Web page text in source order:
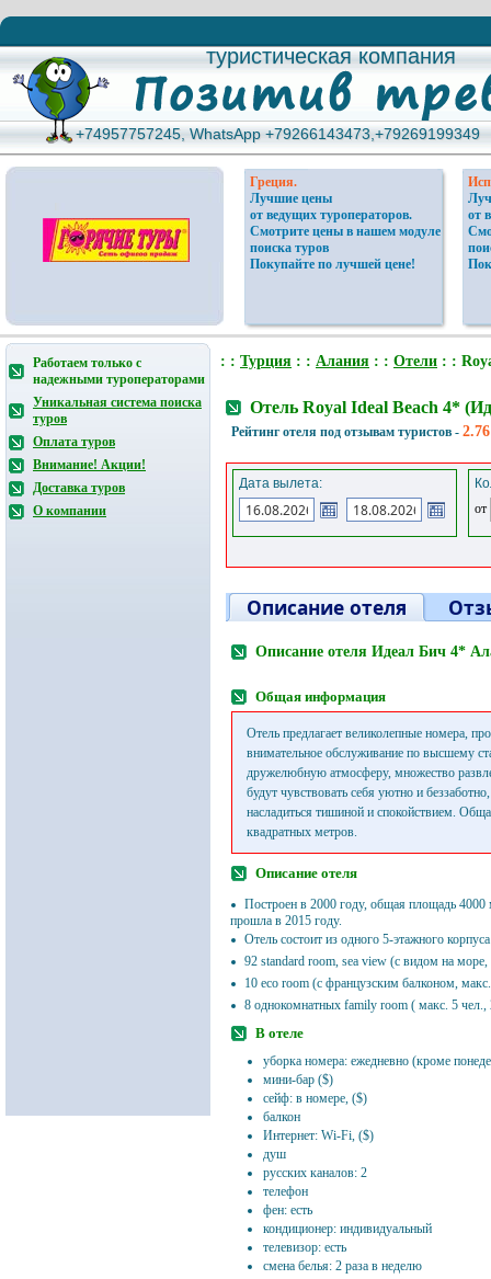
туристическая компания
туристическая компания
+74957757245, WhatsApp +79266143473,+79269199349
+74957757245, WhatsApp +79266143473,+79269199349
Греция.
Лучшие цены
от ведущих туроператоров.
Смотрите цены в нашем модуле
поиска туров
Покупайте по лучшей цене!
от
Работаем только с
надежными туроператорами
Уникальная система поиска
туров
Оплата туров
Внимание! Акции!
Доставка туров
О компании
: : Турция : : Алания : : Отели : :
Отель Royal Ideal Beach 4*
Рейтинг отеля под отзывам туристов -
Дата вылета:
от
Описание отеля
Описание отеля Идеал Бич 4*
Общая информация
Отель предлагает великолепные номера,
внимательное обслуживание по высшему
дружелюбную атмосферу, множество
будут чувствовать себя уютно и
насладиться тишиной и спокойствием.
квадратных метров.
Описание отеля
Построен в 2000 году, общая площадь 4000
прошла в 2015 году.
Отель состоит из одного 5-этажного
92 standard room, sea view (с видом на
10 eco room (с французским балконом,
8 однокомнатных family room ( макс. 5 чел.,
В отеле
уборка номера: ежедневно (кроме
мини-бар ($)
сейф: в номере, ($)
балкон
Интернет: Wi-Fi, ($)
душ
русских каналов: 2
телефон
фен: есть
кондиционер: индивидуальный
телевизор: есть
смена белья: 2 раза в неделю